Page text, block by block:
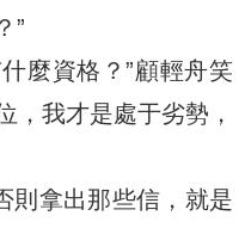
”
麼資格？”顧輕舟笑
，我才是處于劣勢，
則拿出那些信，就是